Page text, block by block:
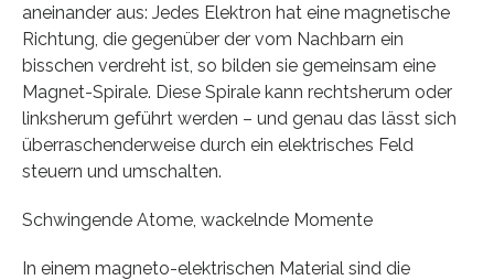
aneinander aus: Jedes Elektron hat eine magnetische
Richtung, die gegenüber der vom Nachbarn ein
bisschen verdreht ist, so bilden sie gemeinsam eine
Magnet-Spirale. Diese Spirale kann rechtsherum oder
linksherum geführt werden – und genau das lässt sich
überraschenderweise durch ein elektrisches Feld
steuern und umschalten.
Schwingende Atome, wackelnde Momente
In einem magneto-elektrischen Material sind die